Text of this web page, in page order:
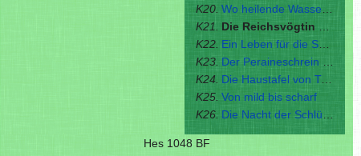
K20. Wo heilende Wasser wallen
K21.
Die Reichsvögtin Vieska Markwardt
K22. Ein Leben für die Schnitzkunst
K23. Der Peraineschrein von Auersbrück
K24. Die Haustafel von Trallik
K25. Von mild bis scharf
K26. Die Nacht der Schlüssel
Hes 1048 BF